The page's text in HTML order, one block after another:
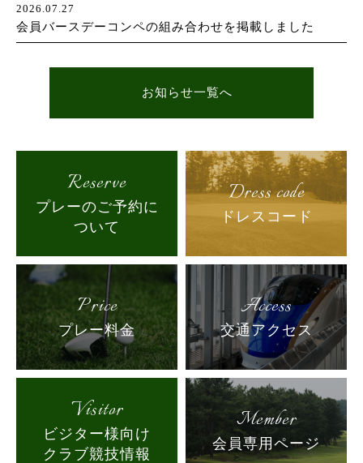
2026.07.27
会員バースデーコンペの組み合わせを掲載しました
お知らせ一覧へ
Reserve
プレーのご予約に
ついて
Dress code
ドレスコード
Price
プレー料金
Access
交通アクセス
Visitor
ビジター様向け
クラブ競技情報
Member
会員専用ページ